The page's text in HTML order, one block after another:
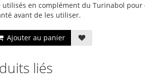
en complément du Turinabol
avant de les utiliser.
Ajouter au panier
liés